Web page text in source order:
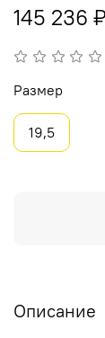
145 236 ₽
Размер
19,5
Описание